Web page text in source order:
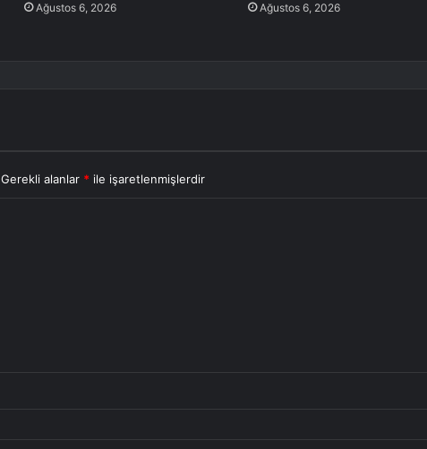
Ağustos 6, 2026 Ağustos 6, 2026
Gerekli alanlar * ile işaretlenmişlerdir